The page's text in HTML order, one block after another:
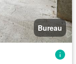
Bureau